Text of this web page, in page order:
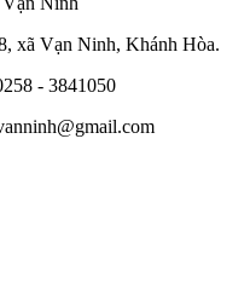
xã Vạn Ninh, Khánh Hòa.
- 3841050